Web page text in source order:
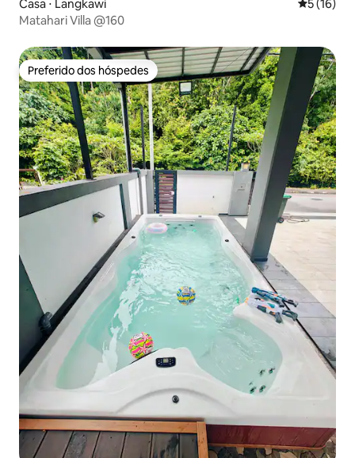
Casa ⋅ Langkawi 5 de uma
5 (16)
Matahari Villa @160
Preferido dos hóspedes
Preferido dos hóspedes